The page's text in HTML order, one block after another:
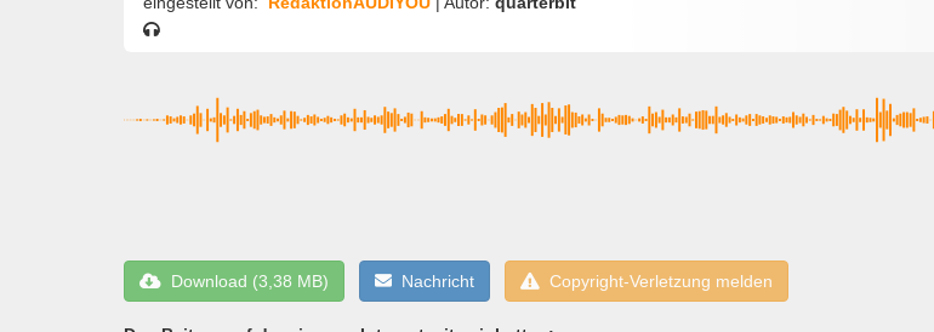
Download (3,38 MB) Nachricht Copyright-Verletzung melden